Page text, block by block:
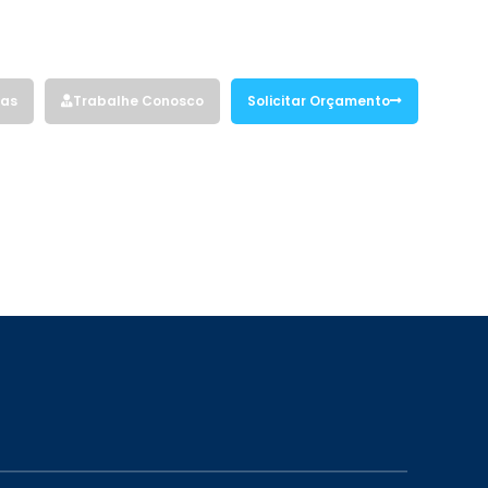
Trabalhe Conosco Solicitar Orçamento